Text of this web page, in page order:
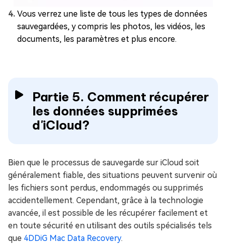
Vous verrez une liste de tous les types de données
sauvegardées, y compris les photos, les vidéos, les
documents, les paramètres et plus encore.
Partie 5. Comment récupérer
les données supprimées
d'iCloud?
Bien que le processus de sauvegarde sur iCloud soit
généralement fiable, des situations peuvent survenir où
les fichiers sont perdus, endommagés ou supprimés
accidentellement. Cependant, grâce à la technologie
avancée, il est possible de les récupérer facilement et
en toute sécurité en utilisant des outils spécialisés tels
que 4DDiG Mac Data Recovery.